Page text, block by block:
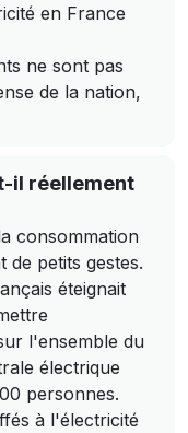
en France
ne sont pas
de la nation,
il réellement
consommation
de petits gestes.
éteignait
l'ensemble du
électrique
personnes.
à l'électricité